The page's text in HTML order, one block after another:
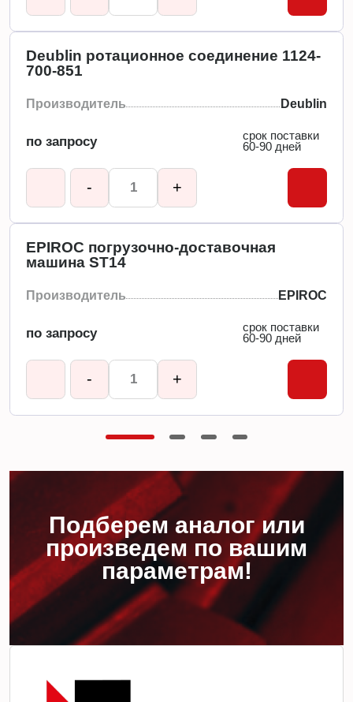
Deublin ротационное соединение 1124-
700-851
Производитель Deublin
по запросу
срок поставки
60-90 дней
- +
EPIROC погрузочно-доставочная
машина ST14
Производитель EPIROC
по запросу
срок поставки
60-90 дней
- +
Подберем аналог или
произведем по вашим
параметрам!